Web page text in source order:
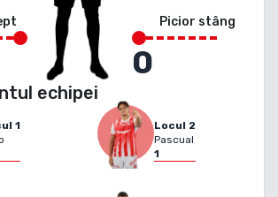
Picior stâng
0
echipei
1
Locul 2
Pascual
1